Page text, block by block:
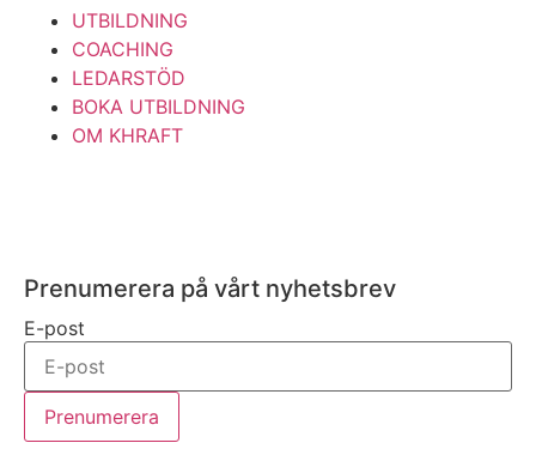
UTBILDNING
COACHING
LEDARSTÖD
BOKA UTBILDNING
OM KHRAFT
Prenumerera på vårt nyhetsbrev
E-post
Prenumerera